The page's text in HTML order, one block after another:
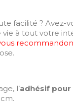
? Avez-
à tout votre
l’adhésif pour